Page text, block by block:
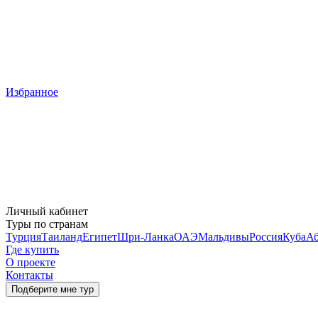
Избранное
Личный кабинет
Туры по странам
ТурцияТаиландЕгипетШри-ЛанкаОАЭМальдивыРоссияКуба
Где купить
О проекте
Контакты
Подберите мне тур